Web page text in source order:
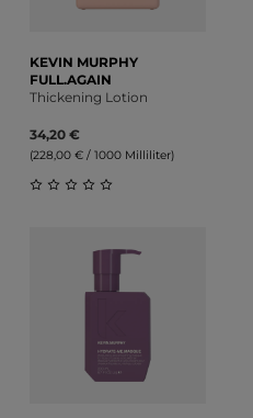
KEVIN MURPHY
FULL.AGAIN
Thickening Lotion
34,20 €
(228,00 € / 1000 Milliliter)